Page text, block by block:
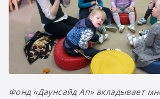
Фонд «Даунсайд Ап» вкладывает